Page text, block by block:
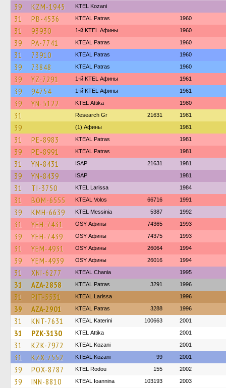
39 KZM-1945 ΚΤΕL Kozani
31 PB-4536 KTEAL Patras 1960
31 93930 1-й KTEL Афины 1960
39 PA-7741 KTEAL Patras 1960
31 73910 KTEAL Patras 1960
39 73848 KTEAL Patras 1960
39 YZ-7291 1-й KTEL Афины 1961
39 94754 1-й KTEL Афины 1961
39 YN-5122 KΤΕL Αttika 1980
31 Research Gr 21631 1981
39 (1) Афины 1981
31 PE-8983 KTEAL Patras 1981
39 PE-8991 KTEAL Patras 1981
31 YN-8431 ISAP 21631 1981
39 YN-8439 ISAP 1981
31 TI-3750 KTEL Larissa 1984
31 BOM-6555 KTEAL Volos 66716 1991
39 KMH-6639 KTEL Messinia 5387 1992
31 YEH-7431 OSY Афины 74365 1993
39 YEH-7439 OSY Афины 74375 1993
31 YEM-4931 OSY Афины 26064 1994
39 YEM-4939 OSY Афины 26016 1994
31 XNI-6277 KTEAL Chania 1995
31 AZA-2858 KTEAL Patras 3291 1996
31 PIT-5531 KTEAL Larissa 1996
39 AZA-2901 KTEAL Patras 3288 1996
31 KNT-7631 KTEAL Katerini 100663 2001
31 PZK-3130 KΤΕL Αttika 2001
31 KZK-7972 KTEAL Kozani 2001
31 KZX-7552 KTEAL Kozani 99 2001
39 POX-8787 ΚΤΕL Rodou 155 2002
39 INN-8810 KTEAL Ioannina 103193 2003